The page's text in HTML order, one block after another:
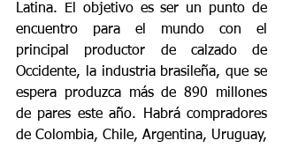
Latina. El objetivo es ser un punto de
encuentro para el mundo con el
principal productor de calzado de
Occidente, la industria brasileña, que se
espera produzca más de 890 millones
de pares este año. Habrá compradores
de Colombia, Chile, Argentina, Uruguay,